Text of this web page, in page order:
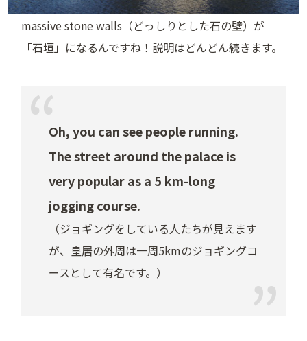
massive stone walls（どっしりとした石の壁）が
「石垣」になるんですね！説明はどんどん続きます。
Oh, you can see people running.
The street around the palace is
very popular as a 5 km-long
jogging course.
（ジョギングをしている人たちが見えます
が、皇居の外周は一周5kmのジョギングコ
ースとして有名です。）